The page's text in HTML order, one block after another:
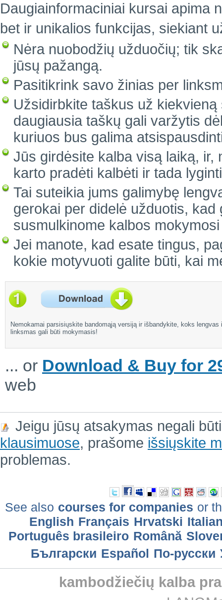
Daugiainformaciniai kursai apima
bet ir unikalios funkcijas, siekiant
Nėra nuobodžių užduočių; tik
jūsų pažangą.
Pasitikrink savo žinias per
Užsidirbkite taškus už
daugiausia taškų gali varžytis
kuriuos bus galima
Jūs girdėsite kalba visą laiką, ir,
karto pradėti kalbėti ir tada
Tai suteikia jums galimybę
gerokai per didelė užduotis,
susmulkinome kalbos
Jei manote, kad esate tingus,
kokie motyvuoti galite būti, kai
Nemokamai parsisiųskite bandomąją versiją ir išbandykite, koks lengvas
linksmas gali būti mokymasis!
... or Download & Buy for
web
Jeigu jūsų atsakymas negali
klausimuose, prašome išsiųskite
problemas.
See also courses for companies or
English Français Hrvatski
Português brasileiro Română
Български Еspañol По-русски
kambodžiečių kalba